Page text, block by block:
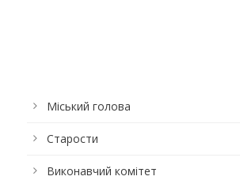
Міський голова
Старости
Виконавчий комітет